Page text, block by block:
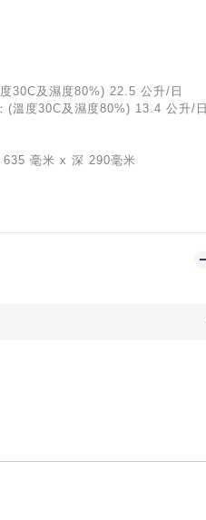
30C及濕度80%) 22.5 公升/日
(溫度30C及濕度80%) 13.4 公升/日
毫米 x 深 290毫米